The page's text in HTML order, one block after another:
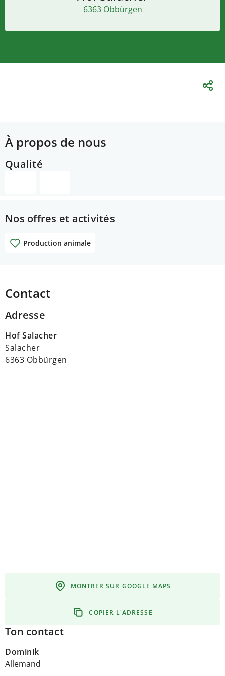
6363 Obbürgen
À propos de nous
Qualité
Nos offres et activités
Production animale
Contact
Adresse
Hof Salacher
Salacher
6363 Obbürgen
MONTRER SUR GOOGLE MAPS
COPIER L'ADRESSE
Ton contact
Dominik
Allemand